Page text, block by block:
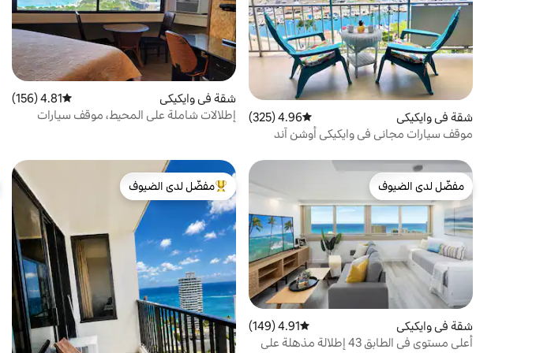
شقة في وايكيكي متوسط التقييم 4.96 من 5، 325 مراجعات
4.96 (325)
موقف سيارات مجاني في وايكيكي أوشن آند
شقة في وايكيكي متوسط التقييم 4.81 من 5، 156 مراجعات
4.81 (156)
إطلالات شاملة على المحيط، موقف سيارات
مفضّل لدى الضيوف
مفضّل لدى الضيوف
شقة في وايكيكي متوسط التقييم 4.91 من 5، 149 مراجعات
4.91 (149)
أعلى مستوى في الطابق 43 إطلالة مذهلة على
من أبرز البيوت المفضّلة لدى الضيوف
مفضّل لدى الضيوف